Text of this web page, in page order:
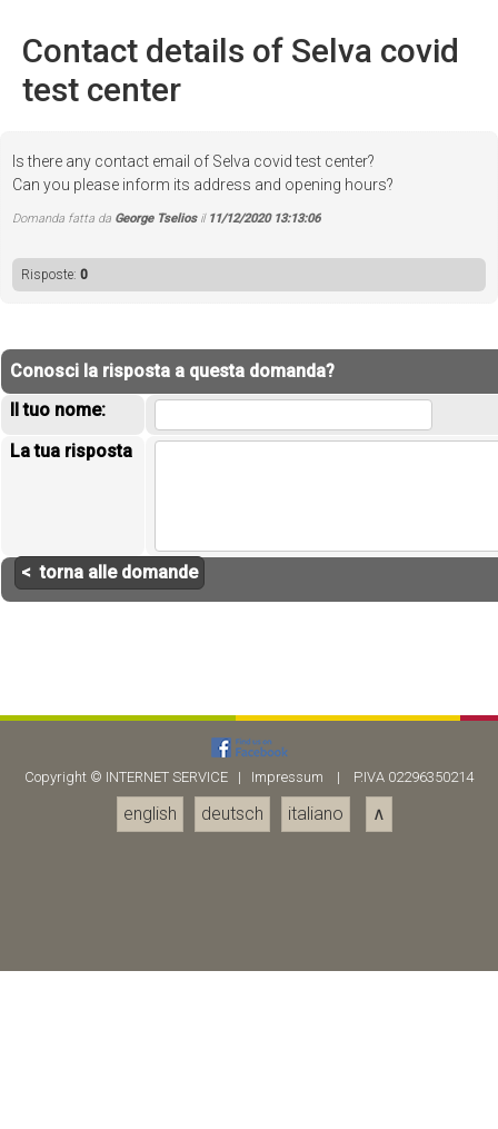
Contact details of Selva covid
test center
Is there any contact email of Selva covid test center?
Can you please inform its address and opening hours?
Domanda fatta da George Tseliosil 11/12/2020 13:13:06
Risposte: 0
Conosci la risposta a questa domanda?
Il tuo nome:
La tua risposta
< torna alle domande
Copyright © INTERNET SERVICE | Impressum | P.IVA 02296350214
english deutsch italiano ∧